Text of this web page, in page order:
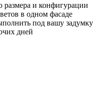
размера и конфигурации
в одном фасаде
под вашу задумку
дней